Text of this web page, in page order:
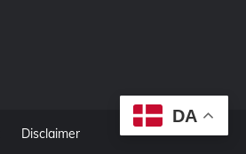
DA
Disclaimer